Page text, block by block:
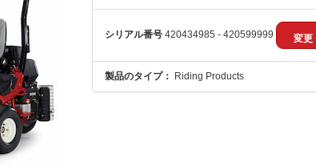
シリアル番号420434985 - 420599999 変更
製品のタイプ： Riding Products